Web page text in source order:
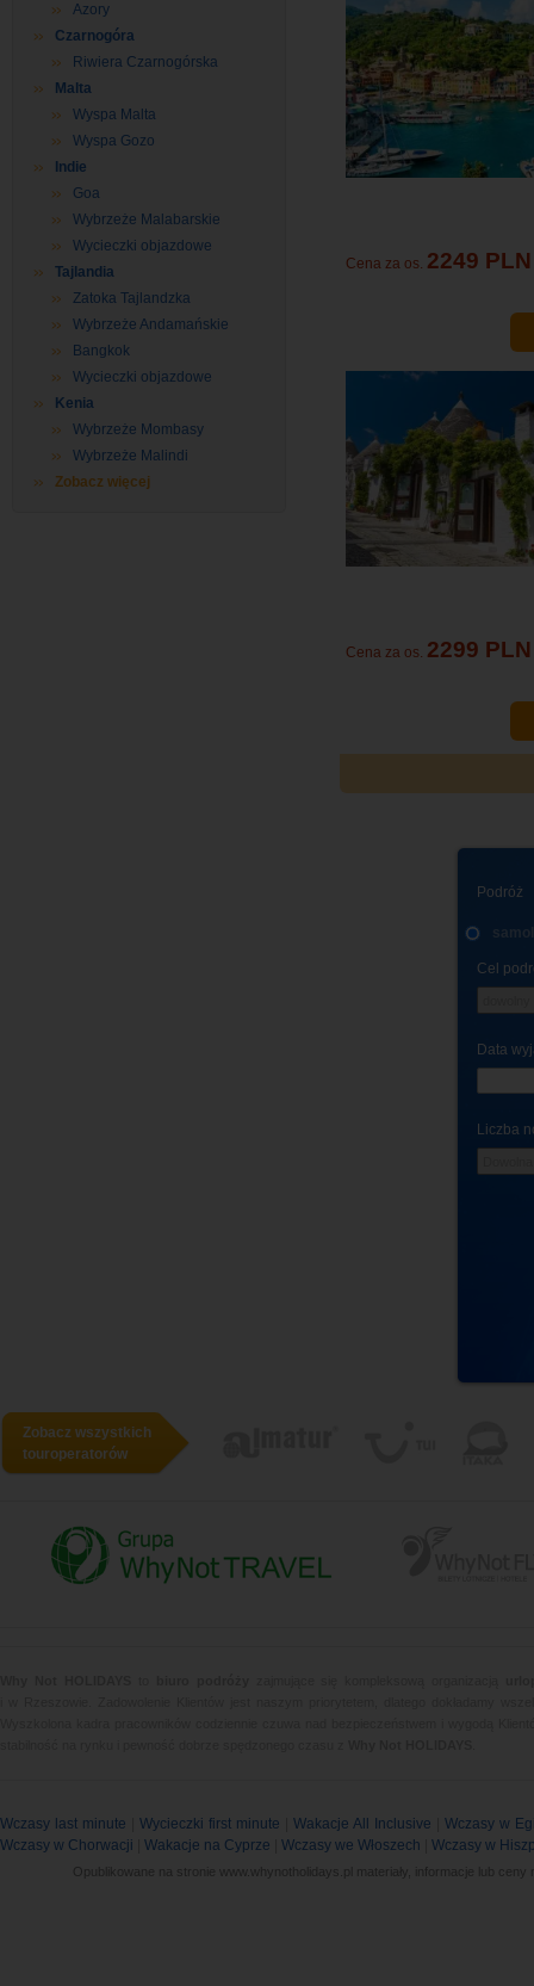
Azory
Czarnogóra
Riwiera Czarnogórska
Malta
Wyspa Malta
Wyspa Gozo
Indie
Goa
Wybrzeże Malabarskie
Wycieczki objazdowe
Tajlandia
Zatoka Tajlandzka
Wybrzeże Andamańskie
Bangkok
Wycieczki objazdowe
Kenia
Wybrzeże Mombasy
Wybrzeże Malindi
Zobacz więcej
Cena za os. 2249 PLN
Cena za os. 2299 PLN
Podróż
Cel
Data
Liczba
Zobacz wszystkich
touroperatorów
Wczasy last minute Wycieczki first minute Wakacje All Inclusive
Wczasy w
Wczasy w Chorwacji
Wakacje na Cyprze Wczasy we Włoszech Wczasy w
Opublikowane na stronie www.whynotholidays.pl materiały, informacje lub